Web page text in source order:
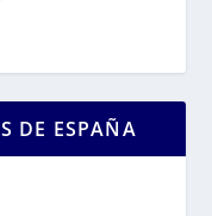
DE ESPAÑA